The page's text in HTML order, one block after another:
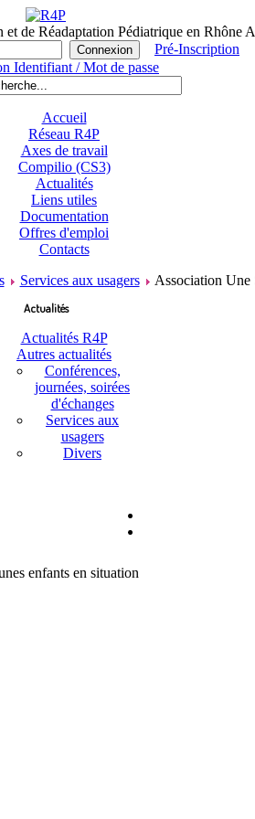
et de Réadaptation Pédiatrique en Rhône
Pré-Inscription
Identifiant / Mot de passe
Accueil
Réseau R4P
Axes de travail
Compilio (CS3)
Actualités
Liens utiles
Documentation
Offres d'emploi
Contacts
Services aux usagers Association Une
Actualités
Actualités R4P
Autres actualités
Conférences,
journées, soirées
d'échanges
Services aux
usagers
Divers
enfants en situation